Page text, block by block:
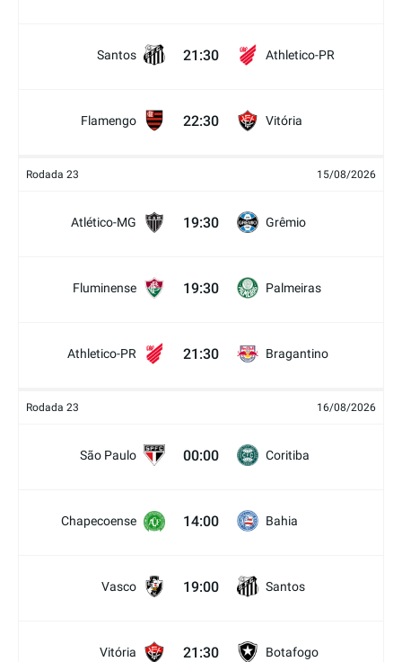
Santos 21:30 Athletico-PR
Flamengo 22:30 Vitória
Rodada 23 15/08/2026
Atlético-MG 19:30 Grêmio
Fluminense 19:30 Palmeiras
Athletico-PR 21:30 Bragantino
Rodada 23 16/08/2026
São Paulo 00:00 Coritiba
Chapecoense 14:00 Bahia
Vasco 19:00 Santos
Vitória 21:30 Botafogo